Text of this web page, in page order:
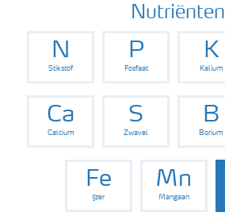
Toolbox
Grow the future
Nutriënten
N
Stikstof
P
Fosfaat
K
Kalium
Ca
Calcium
S
Zwavel
B
Borium
Fe
IJzer
Mn
Mangaan